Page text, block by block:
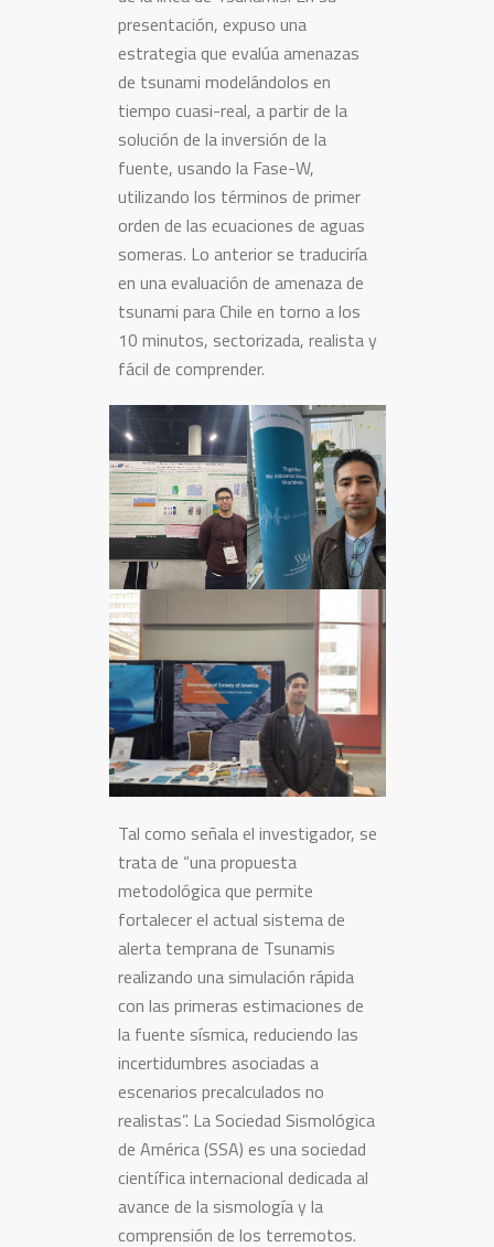
presentación, expuso una
estrategia que evalúa amenazas
de tsunami modelándolos en
tiempo cuasi-real, a partir de la
solución de la inversión de la
fuente, usando la Fase-W,
utilizando los términos de primer
orden de las ecuaciones de aguas
someras. Lo anterior se traduciría
en una evaluación de amenaza de
tsunami para Chile en torno a los
10 minutos, sectorizada, realista y
fácil de comprender.
Tal como señala el investigador, se
trata de “una propuesta
metodológica que permite
fortalecer el actual sistema de
alerta temprana de Tsunamis
realizando una simulación rápida
con las primeras estimaciones de
la fuente sísmica, reduciendo las
incertidumbres asociadas a
escenarios precalculados no
realistas”. La Sociedad Sismológica
de América (SSA) es una sociedad
científica internacional dedicada al
avance de la sismología y la
comprensión de los terremotos.